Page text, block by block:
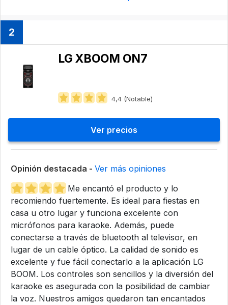
2
LG XBOOM ON7
4,4 (Notable)
Ver precios
Opinión destacada - Ver más opiniones
Me encantó el producto y lo
recomiendo fuertemente. Es ideal para fiestas en
casa u otro lugar y funciona excelente con
micrófonos para karaoke. Además, puede
conectarse a través de bluetooth al televisor, en
lugar de un cable óptico. La calidad de sonido es
excelente y fue fácil conectarlo a la aplicación LG
BOOM. Los controles son sencillos y la diversión del
karaoke es asegurada con la posibilidad de cambiar
la voz. Nuestros amigos quedaron tan encantados